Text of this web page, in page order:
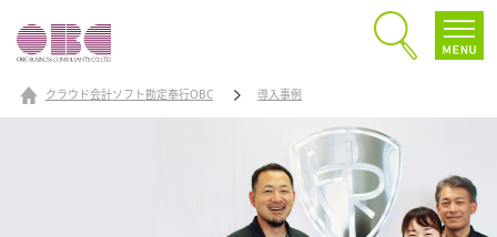
クラウド会計ソフト勘定奉行OBC 導入事例